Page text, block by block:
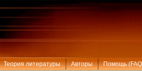
Теория литературы Авторы Помощь